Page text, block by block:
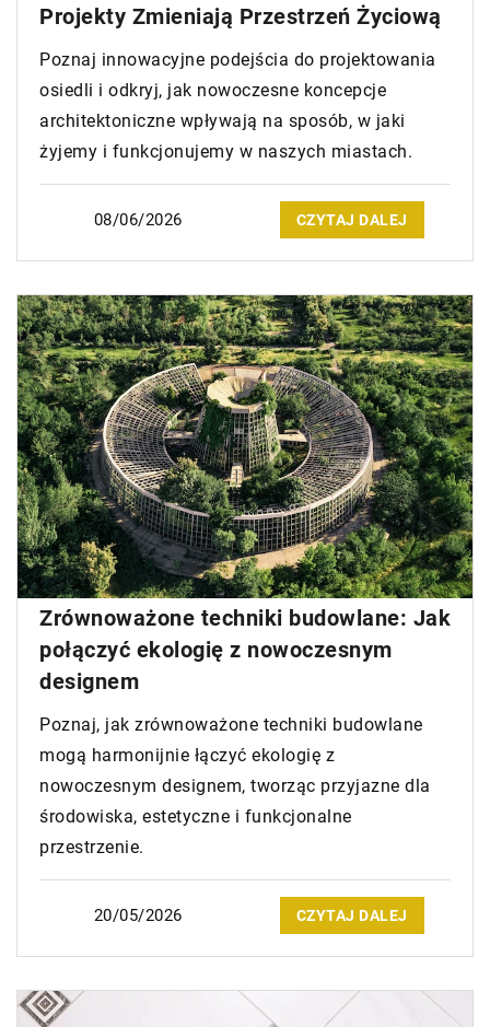
Projekty Zmieniają Przestrzeń Życiową
Poznaj innowacyjne podejścia do projektowania
osiedli i odkryj, jak nowoczesne koncepcje
architektoniczne wpływają na sposób, w jaki
żyjemy i funkcjonujemy w naszych miastach.
08/06/2026 CZYTAJ DALEJ
Zrównoważone techniki budowlane: Jak
połączyć ekologię z nowoczesnym
designem
Poznaj, jak zrównoważone techniki budowlane
mogą harmonijnie łączyć ekologię z
nowoczesnym designem, tworząc przyjazne dla
środowiska, estetyczne i funkcjonalne
przestrzenie.
20/05/2026 CZYTAJ DALEJ